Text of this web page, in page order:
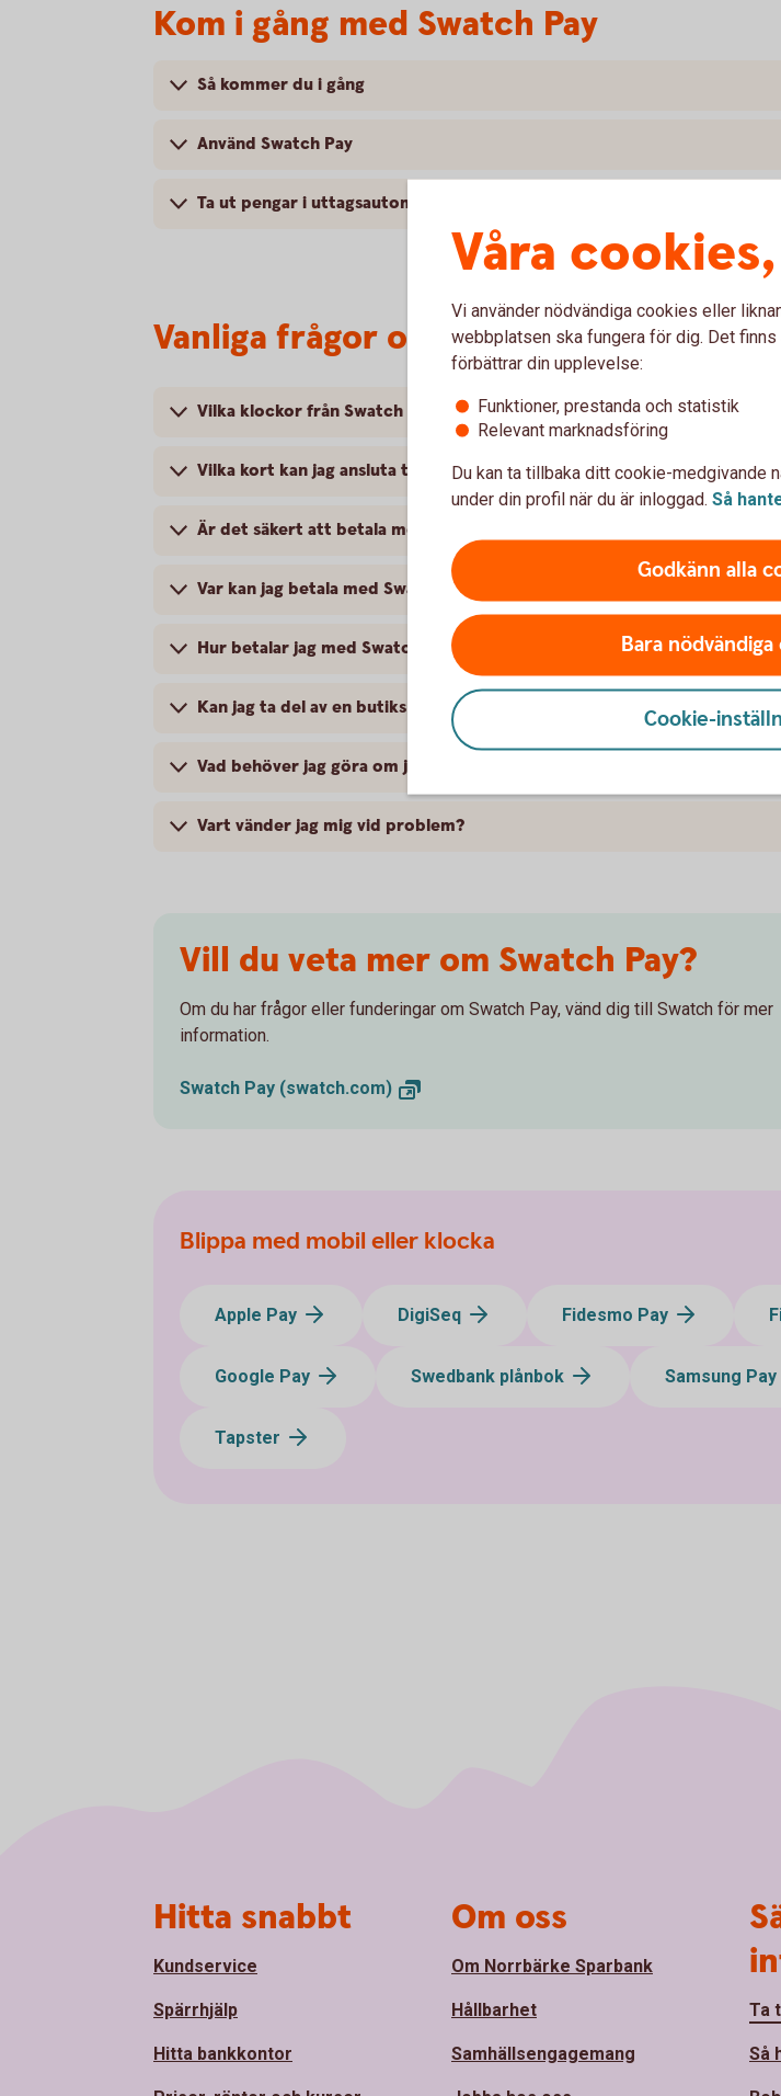
Kom i gång med Swatch Pay
Så kommer du i gång
Använd Swatch Pay
Ta ut pengar i uttagsautomat
Vanliga frågor och svar om Swatch Pay
Vilka klockor från Swatch fungerar att betala med?
Vilka kort kan jag ansluta till Swatch Pay?
Är det säkert att betala med Swatch Pay?
Var kan jag betala med Swatch Pay?
Hur betalar jag med Swatch Pay?
Kan jag ta del av en butiks medlemsprogram när jag handlar med Swatch
Vad behöver jag göra om jag blivit av med min klocka?
Vart vänder jag mig vid problem?
Vill du veta mer om Swatch Pay?
Om du har frågor eller funderingar om Swatch Pay, vänd dig till Swatch för mer
information.
Swatch Pay (swatch.com)
Blippa med mobil eller klocka
Apple Pay DigiSeq Fidesmo Pay
Google Pay Swedbank plånbok Samsung Pay
Tapster
Våra
Vi använder nödvändiga cookies eller
webbplatsen ska fungera för dig. Det
förbättrar din upplevelse:
Funktioner, prestanda och statistik
Relevant marknadsföring
Du kan ta tillbaka ditt cookie-medgivande
under din profil när du är inloggad. Så
Godkänn alla
Bara
Cookie-
Hitta snabbt
Kundservice
Spärrhjälp
Hitta bankkontor
Om oss
Om Norrbärke Sparbank
Hållbarhet
Samhällsengagemang
Ta
Så